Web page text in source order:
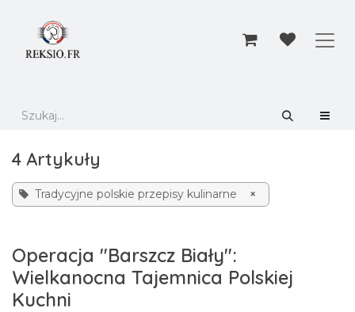
4 Artykuły
Tradycyjne polskie przepisy kulinarne ×
Operacja "Barszcz Biały":
Wielkanocna Tajemnica Polskiej
Kuchni